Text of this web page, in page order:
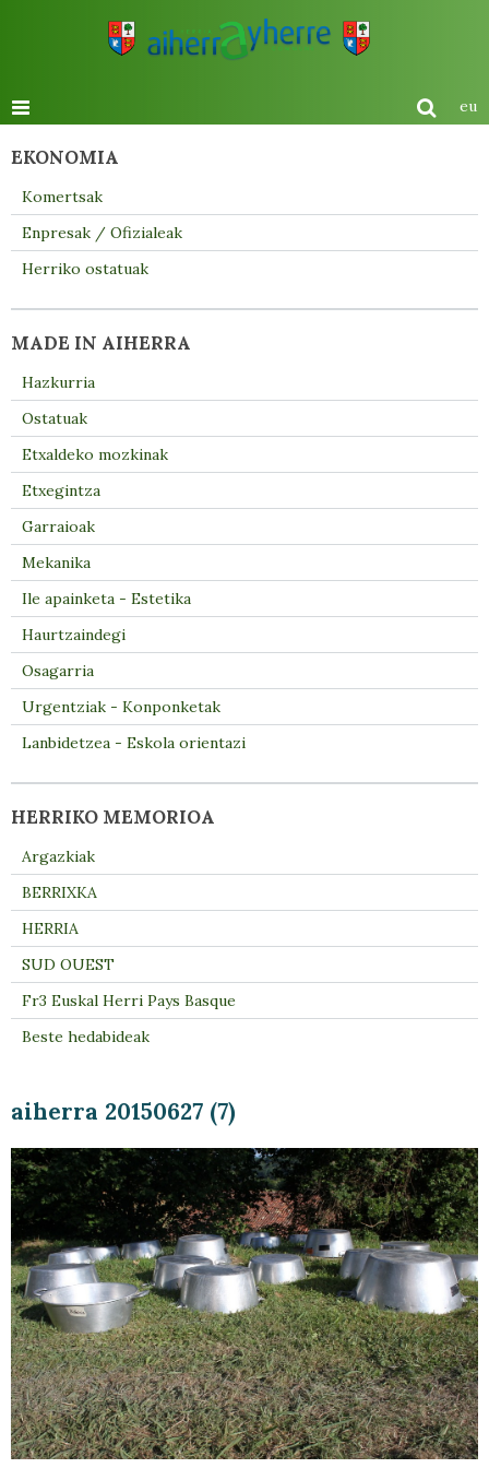
eu
aiherra 20150627 (7)
EKONOMIA
Komertsak
Enpresak / Ofizialeak
Herriko ostatuak
MADE IN AIHERRA
Hazkurria
Ostatuak
Etxaldeko mozkinak
Etxegintza
Garraioak
Mekanika
Ile apainketa - Estetika
Haurtzaindegi
Osagarria
Urgentziak - Konponketak
Lanbidetzea - Eskola orientazi
HERRIKO MEMORIOA
Argazkiak
BERRIXKA
HERRIA
SUD OUEST
Fr3 Euskal Herri Pays Basque
Beste hedabideak